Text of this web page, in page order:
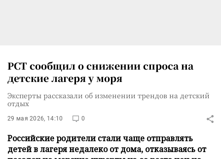
РСТ сообщил о снижении спроса на
детские лагеря у моря
Эксперты рассказали об изменении трендов на детский
отдых
29 мая 2026, 14:10 0
Российские родители стали чаще отправлять
детей в лагеря недалеко от дома, отказываясь от